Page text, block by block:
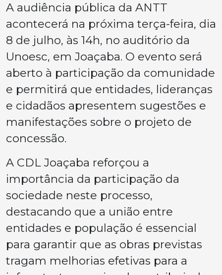
A audiência pública da ANTT
acontecerá na próxima terça-feira, dia
8 de julho, às 14h, no auditório da
Unoesc, em Joaçaba. O evento será
aberto à participação da comunidade
e permitirá que entidades, lideranças
e cidadãos apresentem sugestões e
manifestações sobre o projeto de
concessão.
A CDL Joaçaba reforçou a
importância da participação da
sociedade neste processo,
destacando que a união entre
entidades e população é essencial
para garantir que as obras previstas
tragam melhorias efetivas para a